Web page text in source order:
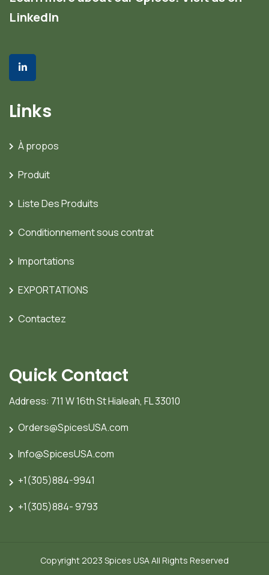
LinkedIn
Links
À propos
Produit
Liste Des Produits
Conditionnement sous contrat
Importations
EXPORTATIONS
Contactez
Quick Contact
Address: 711 W 16th St Hialeah, FL 33010
Orders@SpicesUSA.com
Info@SpicesUSA.com
+1(305)884-9941
+1(305)884- 9793
Copyright 2023 Spices USA All Rights Reserved